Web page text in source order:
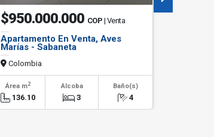
$950.000.000 COP | Venta
Apartamento En Venta, Aves
Marías - Sabaneta
Colombia
Área m2
136.10
Alcoba
3
Baño(s)
4